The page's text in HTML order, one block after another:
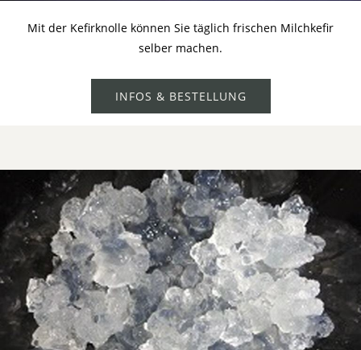
Mit der Kefirknolle können Sie täglich frischen Milchkefir
selber machen.
INFOS & BESTELLUNG